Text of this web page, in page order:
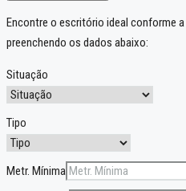
Encontre o escritório ideal conforme
preenchendo os dados abaixo:
Situação
Tipo
Metr. Mínima